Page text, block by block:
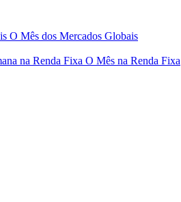
O Mês dos Mercados Globais
na Renda Fixa O Mês na Renda Fixa